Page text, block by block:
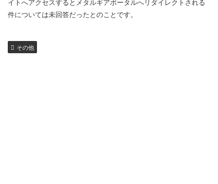
件については未回答だったとのことです。
その他